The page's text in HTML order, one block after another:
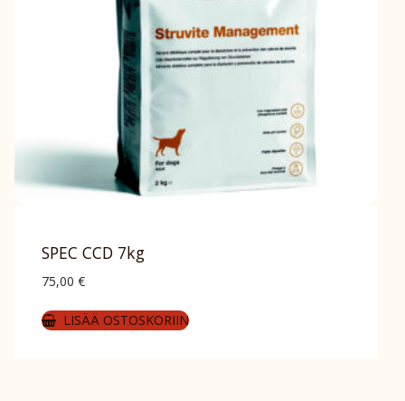
SPEC CCD 7kg
75,00 €
LISÄÄ OSTOSKORIIN